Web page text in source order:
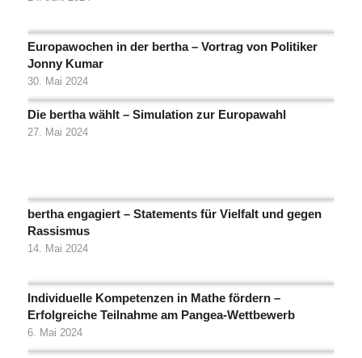
Europawochen in der bertha – Vortrag von Politiker
Jonny Kumar
30. Mai 2024
Die bertha wählt – Simulation zur Europawahl
27. Mai 2024
bertha engagiert – Statements für Vielfalt und gegen
Rassismus
14. Mai 2024
Individuelle Kompetenzen in Mathe fördern –
Erfolgreiche Teilnahme am Pangea-Wettbewerb
6. Mai 2024